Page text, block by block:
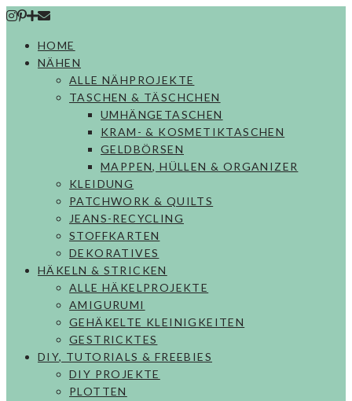
Skip
contentHOME
NÄHEN
ALLE NÄHPROJEKTE
TASCHEN & TÄSCHCHEN
UMHÄNGETASCHEN
KRAM- & KOSMETIKTASCHEN
GELDBÖRSEN
MAPPEN, HÜLLEN & ORGANIZER
KLEIDUNG
PATCHWORK & QUILTS
JEANS-RECYCLING
STOFFKARTEN
DEKORATIVES
HÄKELN & STRICKEN
ALLE HÄKELPROJEKTE
AMIGURUMI
GEHÄKELTE KLEINIGKEITEN
GESTRICKTES
DIY, TUTORIALS & FREEBIES
DIY PROJEKTE
PLOTTEN